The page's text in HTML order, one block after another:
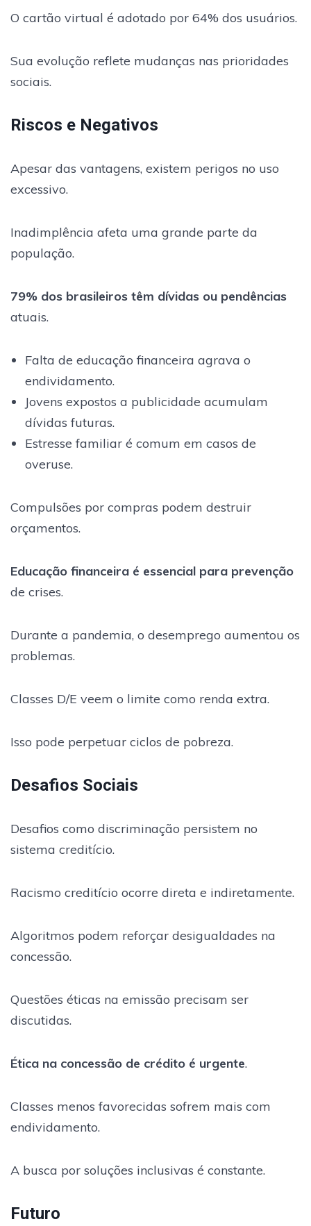
O cartão virtual é adotado por 64% dos usuários.
Sua evolução reflete mudanças nas prioridades
sociais.
Riscos e Negativos
Apesar das vantagens, existem perigos no uso
excessivo.
Inadimplência afeta uma grande parte da
população.
79% dos brasileiros têm dívidas ou pendências
atuais.
Falta de educação financeira agrava o
endividamento.
Jovens expostos a publicidade acumulam
dívidas futuras.
Estresse familiar é comum em casos de
overuse.
Compulsões por compras podem destruir
orçamentos.
Educação financeira é essencial para prevenção
de crises.
Durante a pandemia, o desemprego aumentou os
problemas.
Classes D/E veem o limite como renda extra.
Isso pode perpetuar ciclos de pobreza.
Desafios Sociais
Desafios como discriminação persistem no
sistema creditício.
Racismo creditício ocorre direta e indiretamente.
Algoritmos podem reforçar desigualdades na
concessão.
Questões éticas na emissão precisam ser
discutidas.
Ética na concessão de crédito é urgente.
Classes menos favorecidas sofrem mais com
endividamento.
A busca por soluções inclusivas é constante.
Futuro